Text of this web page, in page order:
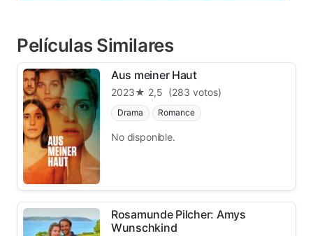
Películas Similares
Aus meiner Haut
2023★ 2,5 (283 votos)
Drama Romance
No disponible.
Rosamunde Pilcher: Amys
Wunschkind